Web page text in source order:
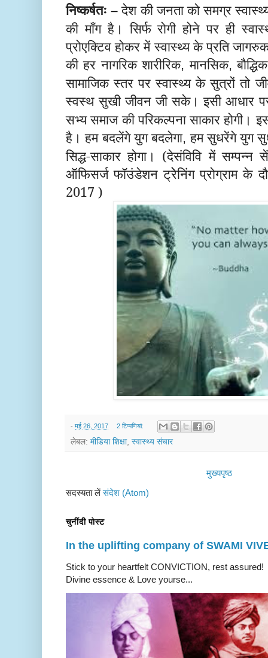
निष्कर्षतः– देश की जनता को समग्र
की माँग है। सिर्फ रोगी होने पर ही
प्रोएक्टिव होकर में स्वास्थ्य के प्रति
की हर नागरिक शारीरिक, मानसिक,बौद्धिक
सामाजिक स्तर पर स्वास्थ्य के सुत्रों तो
स्वस्थ सुखी जीवन जी सके। इसी आधार
सभ्य समाज की परिकल्पना साकार
है। हम बदलेंगे युग बदलेगा,हम सुधरेंगे युग
सिद्ध-साकार होगा। (देसंविवि में
ऑफिसर्ज फॉउंडेशन ट्रेेनिंग प्रोग्राम के
2017 )
- मई 26, 2017 2 टिप्‍पणियां:
लेबल: मीडिया शिक्षा, स्वास्थ्य संचार
मुख्यपृष्ठ
सदस्यता लेंसंदेश (Atom)
चुनींदी पोस्ट
In the uplifting company of SWAMI
Stick to your heartfelt CONVICTION, rest
Divine essence & Love yourse...